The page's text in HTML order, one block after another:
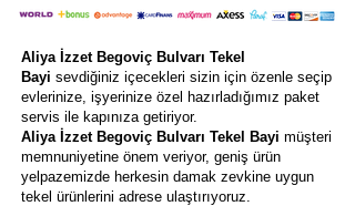
Aliya İzzet Begoviç Bulvarı Tekel
Bayi sevdiğiniz içecekleri sizin için özenle seçip
evlerinize, işyerinize özel hazırladığımız paket
servis ile kapınıza getiriyor.
Aliya İzzet Begoviç Bulvarı Tekel Bayi müşteri
memnuniyetine önem veriyor, geniş ürün
yelpazemizde herkesin damak zevkine uygun
tekel ürünlerini adrese ulaştırıyoruz.